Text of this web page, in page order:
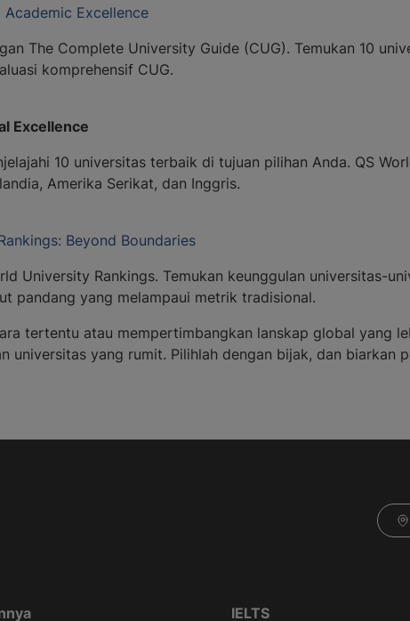
Excellence
The Complete University Guide (CUG). Temukan 10
komprehensif CUG.
Excellence
10 universitas terbaik di tujuan pilihan Anda. QS
Amerika Serikat, dan Inggris.
Beyond Boundaries
University Rankings. Temukan keunggulan universitas-
pandang yang melampaui metrik tradisional.
tertentu atau mempertimbangkan lanskap global yang
universitas yang rumit. Pilihlah dengan bijak, dan biarkan
IELTS